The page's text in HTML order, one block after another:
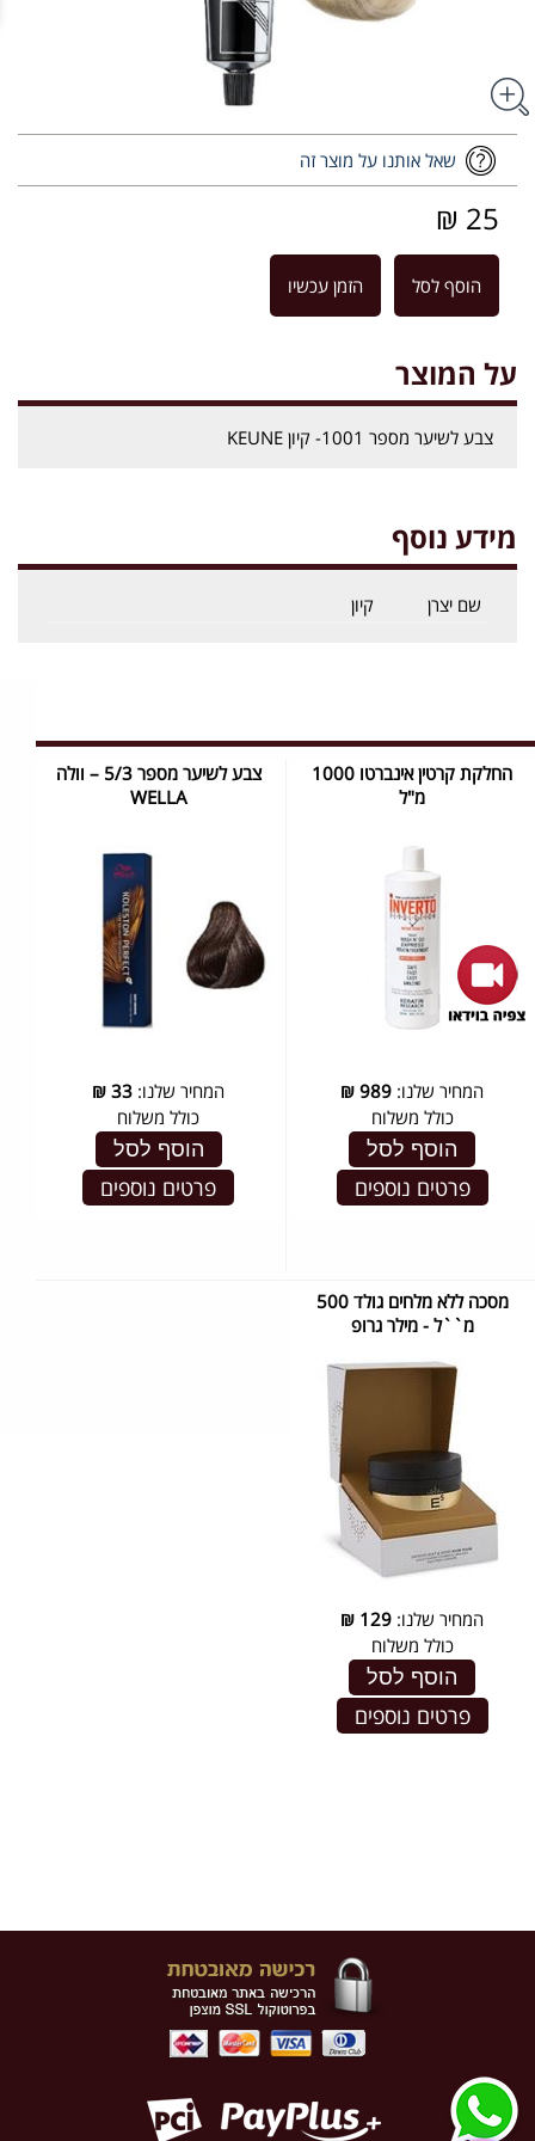
שאל אותנו על מוצר זה
25 ₪
הוסף לסל הזמן עכשיו
על המוצר
צבע לשיער מספר 1001- קיון KEUNE
מידע נוסף
שם יצרן קיון
החלקת קרטין אינברטו 1000
מ"ל
המחיר שלנו: 989
₪
כולל משלוח
הוסף לסל
פרטים נוספים
צבע לשיער מספר 5/3 – וולה
WELLA
המחיר שלנו: 33
₪
כולל משלוח
הוסף לסל
פרטים נוספים
מסכה ללא מלחים גולד 500
מ``ל - מילר גרופ
המחיר שלנו: 129
₪
כולל משלוח
הוסף לסל
פרטים נוספים